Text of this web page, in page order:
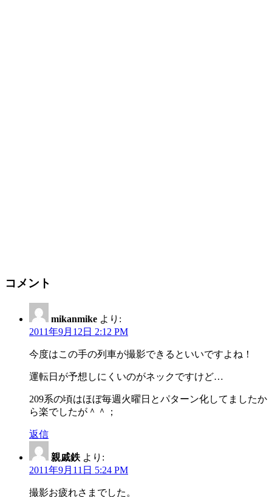
コメント
mikanmike より:
2011年9月12日 2:12 PM
今度はこの手の列車が撮影できるといいですよね！
運転日が予想しにくいのがネックですけど…
209系の頃はほぼ毎週火曜日とパターン化してましたか
ら楽でしたが＾＾；
返信
親戚鉄 より:
2011年9月11日 5:24 PM
撮影お疲れさまでした。